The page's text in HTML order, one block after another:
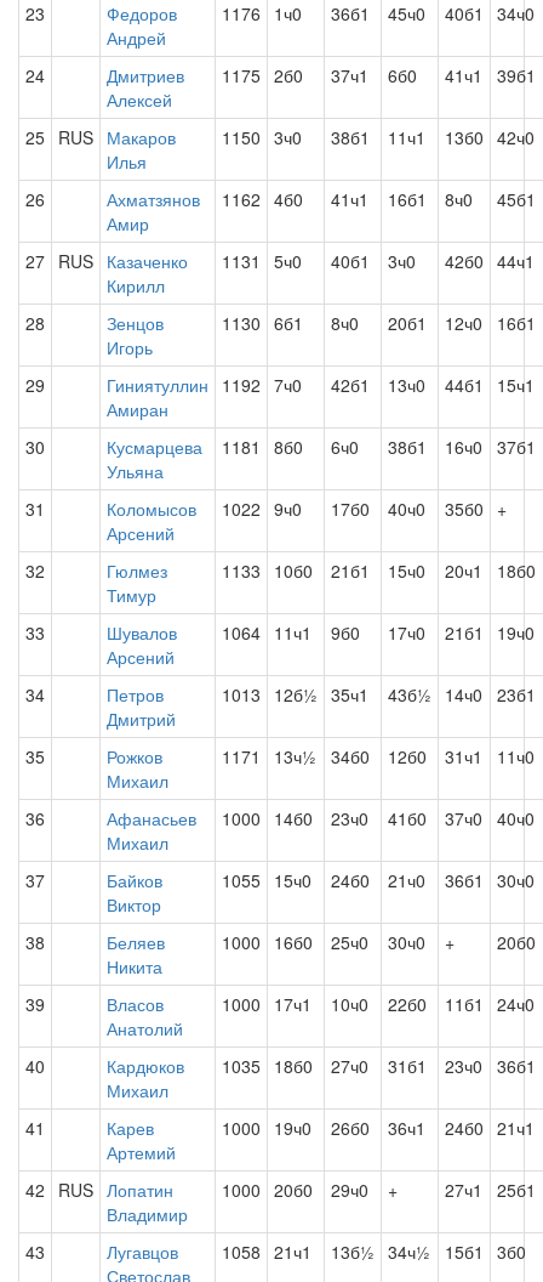
23
Федоров
Андрей
1176 1ч0 36б1 45ч0 40б1 34ч0
24
Дмитриев
Алексей
1175 2б0 37ч1 6б0 41ч1 39б1
25 RUS Макаров
Илья
1150 3ч0 38б1 11ч1 13б0 42ч0
26
Ахматзянов
Амир
1162 4б0 41ч1 16б1 8ч0 45б1
27 RUS Казаченко
Кирилл
1131 5ч0 40б1 3ч0 42б0 44ч1
28
Зенцов
Игорь
1130 6б1 8ч0 20б1 12ч0 16б1
29
Гиниятуллин
Амиран
1192 7ч0 42б1 13ч0 44б1 15ч1
30
Кусмарцева
Ульяна
1181 8б0 6ч0 38б1 16ч0 37б1
31
Коломысов
Арсений
1022 9ч0 17б0 40ч0 35б0 +
32
Гюлмез
Тимур
1133 10б0 21б1 15ч0 20ч1 18б0
33
Шувалов
Арсений
1064 11ч1 9б0 17ч0 21б1 19ч0
34
Петров
Дмитрий
1013 12б½ 35ч1 43б½ 14ч0 23б1
35
Рожков
Михаил
1171 13ч½ 34б0 12б0 31ч1 11ч0
36
Афанасьев
Михаил
1000 14б0 23ч0 41б0 37ч0 40ч0
37
Байков
Виктор
1055 15ч0 24б0 21ч0 36б1 30ч0
38
Беляев
Никита
1000 16б0 25ч0 30ч0 + 20б0
39
Власов
Анатолий
1000 17ч1 10ч0 22б0 11б1 24ч0
40
Кардюков
Михаил
1035 18б0 27ч0 31б1 23ч0 36б1
41
Карев
Артемий
1000 19ч0 26б0 36ч1 24б0 21ч1
42 RUS Лопатин
Владимир
1000 20б0 29ч0 + 27ч1 25б1
43
Лугавцов
Светослав
1058 21ч1 13б½ 34ч½ 15б1 3б0